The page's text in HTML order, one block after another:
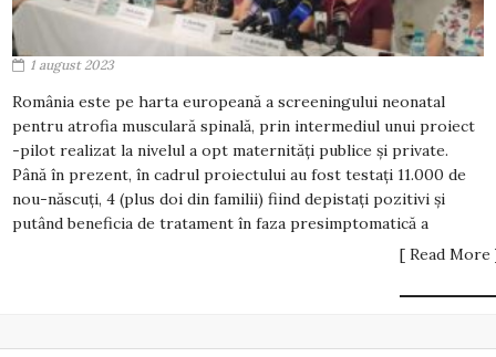
1 august 2023
România este pe harta europeană a screeningului neonatal
pentru atrofia musculară spinală, prin intermediul unui proiect
-pilot realizat la nivelul a opt maternități publice și private.
Până în prezent, în cadrul proiectului au fost testați 11.000 de
nou-născuți, 4 (plus doi din familii) fiind depistați pozitivi și
putând beneficia de tratament în faza presimptomatică a
[ Read More